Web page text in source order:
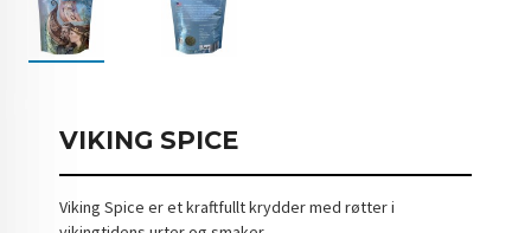
VIKING SPICE
Viking Spice er et kraftfullt krydder med røtter i